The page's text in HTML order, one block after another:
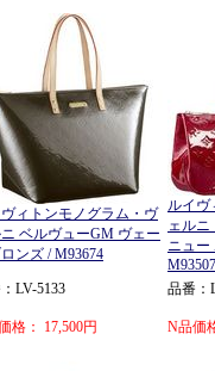
ィトンモノグラム・ヴ
ニ ベルヴューGM ヴェー
ンズ / M93674
ルイヴ
ェル
ニュー
M93507
LV-5133
格： 17,500円
品番：
N品価